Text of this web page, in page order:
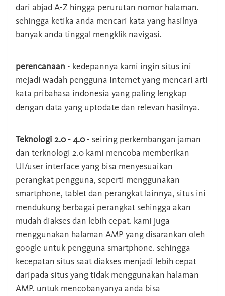
dari abjad A-Z hingga perurutan nomor halaman.
sehingga ketika anda mencari kata yang hasilnya
banyak anda tinggal mengklik navigasi.
perencanaan - kedepannya kami ingin situs ini
mejadi wadah pengguna Internet yang mencari arti
kata pribahasa indonesia yang paling lengkap
dengan data yang uptodate dan relevan hasilnya.
Teknologi 2.0 - 4.0- seiring perkembangan jaman
dan terknologi 2.0 kami mencoba memberikan
UI/user interface yang bisa menyesuaikan
perangkat pengguna, seperti menggunakan
smartphone, tablet dan perangkat lainnya, situs ini
mendukung berbagai perangkat sehingga akan
mudah diakses dan lebih cepat. kami juga
menggunakan halaman AMP yang disarankan oleh
google untuk pengguna smartphone. sehingga
kecepatan situs saat diakses menjadi lebih cepat
daripada situs yang tidak menggunakan halaman
AMP. untuk mencobanyanya anda bisa